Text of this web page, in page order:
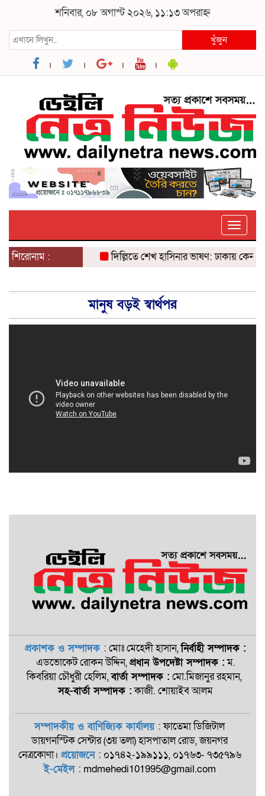
শনিবার, ০৮ অগাস্ট ২০২৬, ১১:১৩ অপরাহ্ন
খুঁজুন
Toggle
শিরোনাম :
দিল্লিতে শেখ হাসিনার ভাষণ: ঢাকায়
মানুষ বড়ই স্বার্থপর
প্রকাশক ও সম্পাদক : মোঃ মেহেদী হাসান,নির্বাহী সম্পাদক :
এডভোকেট রোকন ‍উদ্দিন,প্রধান উপদেষ্টা সম্পাদক :ম.
কিবরিয়া চৌধুরী হেলিম,বার্তা সম্পাদক : মো.মিজানুর রহমান,
সহ-বার্তা সম্পাদক :কাজী. শোয়াইব আলম
সম্পাদকীয় ও বাণিজ্যিক কার্যালয় :ফাতেমা ডিজিটাল
ডায়গনস্টিক সেন্টার (৩য় তলা) হাসপাতাল রোড, জয়নগর
নেত্রকোণা। প্রয়োজনে : ০১৭৪২-১৯৯১১১, ০১৭৬৩- ৭৩৫৭৯৬
ই-মেইল : mdmehedi101995@gmail.com